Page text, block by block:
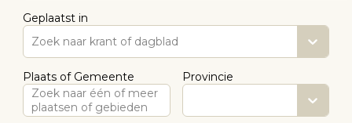
Geplaatst in
Zoek naar krant of dagblad
Plaats of Gemeente
Zoek naar één of meer
plaatsen of gebieden
Provincie